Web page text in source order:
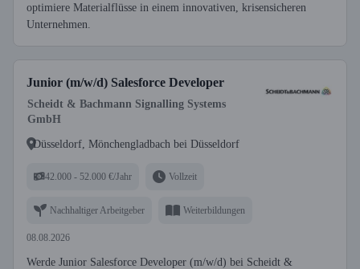
optimiere Materialflüsse in einem innovativen, krisensicheren
Unternehmen.
Junior (m/w/d) Salesforce Developer
Scheidt & Bachmann Signalling Systems
GmbH
Düsseldorf, Mönchengladbach bei Düsseldorf
42.000 - 52.000 €/Jahr Vollzeit
Nachhaltiger Arbeitgeber Weiterbildungen
08.08.2026
Werde Junior Salesforce Developer (m/w/d) bei Scheidt &